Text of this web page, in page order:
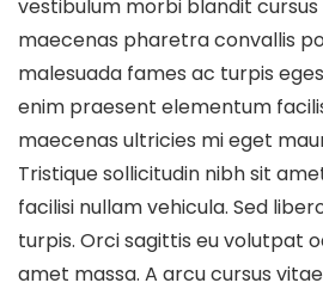
vestibulum morbi blandit cursus
maecenas pharetra convallis
malesuada fames ac turpis
enim praesent elementum
maecenas ultricies mi eget
Tristique sollicitudin nibh sit
facilisi nullam vehicula. Sed
turpis. Orci sagittis eu volutpat
amet massa. A arcu cursus